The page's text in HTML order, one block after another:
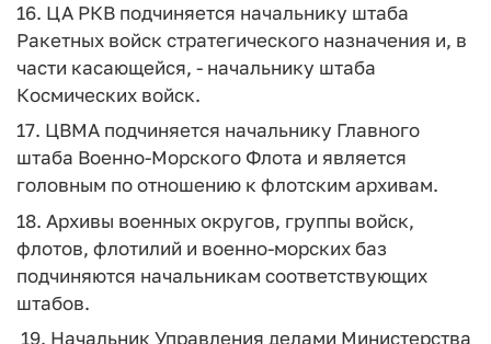
16. ЦА РКВ подчиняется начальнику штаба
Ракетных войск стратегического назначения и, в
части касающейся, - начальнику штаба
Космических войск.
17. ЦВМА подчиняется начальнику Главного
штаба Военно-Морского Флота и является
головным по отношению к флотским архивам.
18. Архивы военных округов, группы войск,
флотов, флотилий и военно-морских баз
подчиняются начальникам соответствующих
штабов.
19. Начальник Управления делами Министерства